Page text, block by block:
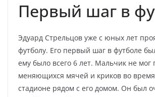
Первый шаг в
Эдуард Стрельцов уже с юных лет
футболу. Его первый шаг в футболе
ему было всего 6 лет. Мальчик не
меняющихся мячей и криков во
стадионе рядом с его домом. Он был